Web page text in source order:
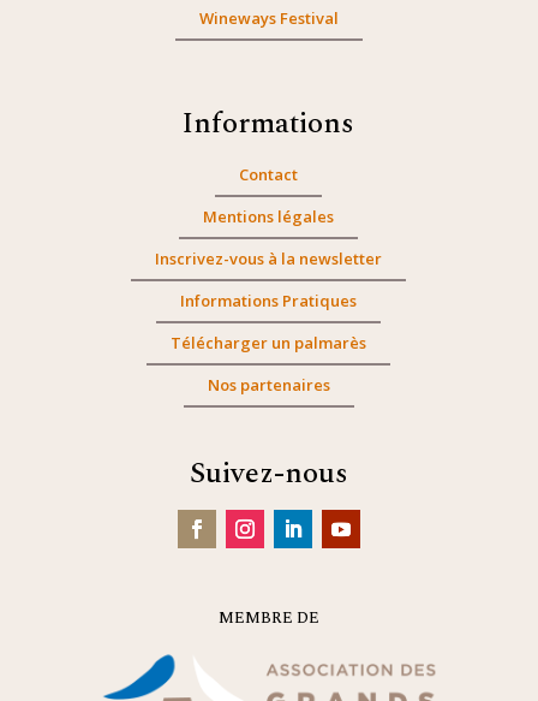
Wineways Festival
Informations
Contact
Mentions légales
Inscrivez-vous à la newsletter
Informations Pratiques
Télécharger un palmarès
Nos partenaires
Suivez-nous
MEMBRE DE